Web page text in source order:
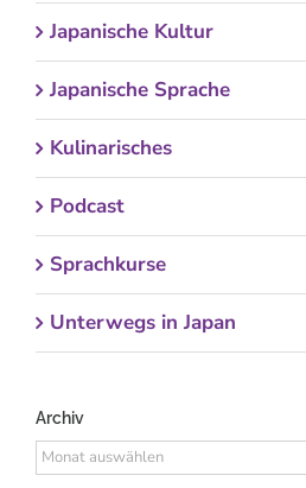
Japanische Kultur
Japanische Sprache
Kulinarisches
Podcast
Sprachkurse
Unterwegs in Japan
Archiv
Archiv